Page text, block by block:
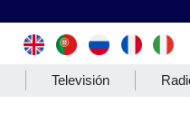
Televisión